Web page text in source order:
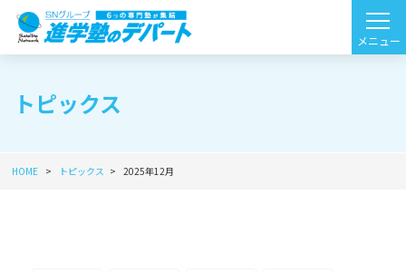
トピックス
HOME トピックス 2025年12月